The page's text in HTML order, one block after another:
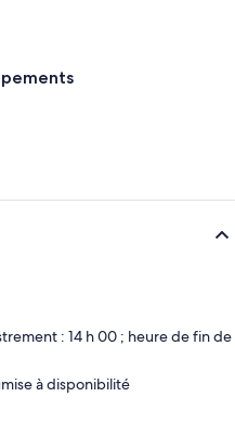
: 14 h 00 ; heure de fin de
à disponibilité